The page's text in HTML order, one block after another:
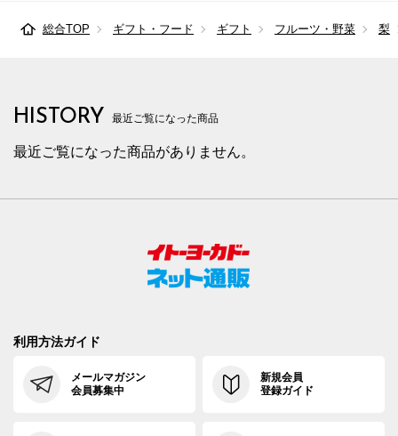
総合TOP ギフト・フード ギフト フルーツ・野菜 梨
HISTORY 最近ご覧になった商品
最近ご覧になった商品がありません。
利用方法ガイド
メールマガジン
会員募集中
新規会員
登録ガイド